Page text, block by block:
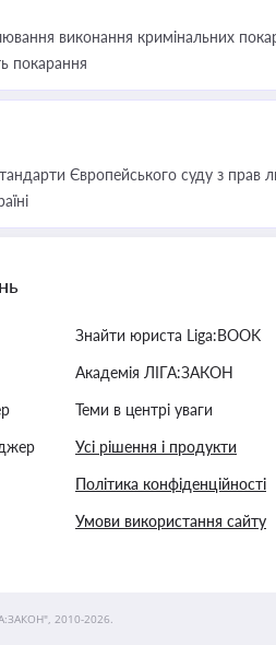
виконання кримінальних
покарання
Європейського суду з прав
Знайти юриста Liga:BOOK
Академія ЛІГА:ЗАКОН
Теми в центрі уваги
Усі рішення і продукти
Політика конфіденційності
Умови використання сайту
2010-2026.